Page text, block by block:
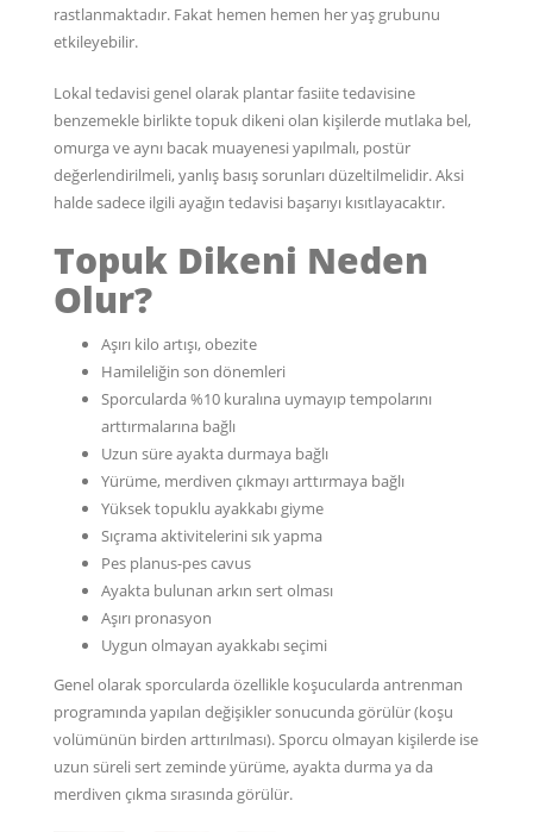
rastlanmaktadır. Fakat hemen hemen her yaş grubunu
etkileyebilir.
Lokal tedavisi genel olarak plantar fasiite tedavisine
benzemekle birlikte topuk dikeni olan kişilerde mutlaka bel,
omurga ve aynı bacak muayenesi yapılmalı, postür
değerlendirilmeli, yanlış basış sorunları düzeltilmelidir. Aksi
halde sadece ilgili ayağın tedavisi başarıyı kısıtlayacaktır.
Topuk Dikeni Neden
Olur?
Aşırı kilo artışı, obezite
Hamileliğin son dönemleri
Sporcularda %10 kuralına uymayıp tempolarını
arttırmalarına bağlı
Uzun süre ayakta durmaya bağlı
Yürüme, merdiven çıkmayı arttırmaya bağlı
Yüksek topuklu ayakkabı giyme
Sıçrama aktivitelerini sık yapma
Pes planus-pes cavus
Ayakta bulunan arkın sert olması
Aşırı pronasyon
Uygun olmayan ayakkabı seçimi
Genel olarak sporcularda özellikle koşucularda antrenman
programında yapılan değişikler sonucunda görülür (koşu
volümünün birden arttırılması). Sporcu olmayan kişilerde ise
uzun süreli sert zeminde yürüme, ayakta durma ya da
merdiven çıkma sırasında görülür.